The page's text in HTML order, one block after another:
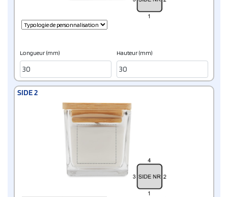
Longueur (mm) Hauteur (mm)
SIDE 2